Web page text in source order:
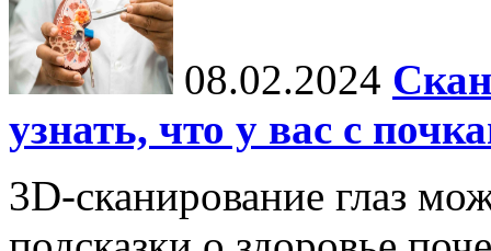
08.02.2024
узнать, что у вас с
3D-сканирование глаз